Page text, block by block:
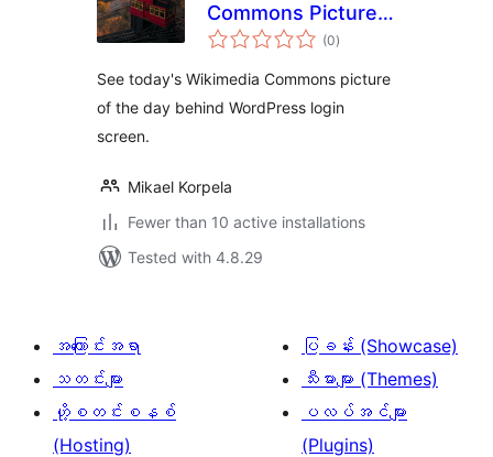
Commons Picture
of The Day for WP
(0total
ratings
)
See today's Wikimedia Commons picture
of the day behind WordPress login
screen.
Mikael Korpela
Fewer than 10 active installations
Tested with 4.8.29
အကြောင်းအရာ
သတင်းများ
ဟို့စတင်းစနစ်
(Hosting)
ပြခန်း (Showcase)
သီးမားများ (Themes)
ပလပ်အင်များ
(Plugins)